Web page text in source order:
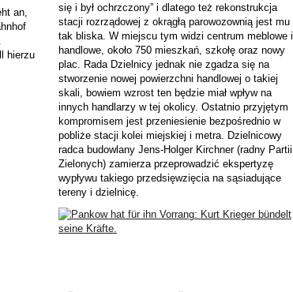
an,
hierzu
się i był ochrzczony” i dlatego też rekonstrukcja
stacji rozrządowej z okrągłą parowozownią jest mu
tak bliska. W miejscu tym widzi centrum meblowe i
handlowe, około 750 mieszkań, szkołę oraz nowy
plac. Rada Dzielnicy jednak nie zgadza się na
stworzenie nowej powierzchni handlowej o takiej
skali, bowiem wzrost ten będzie miał wpływ na
innych handlarzy w tej okolicy. Ostatnio przyjętym
kompromisem jest przeniesienie bezpośrednio w
pobliże stacji kolei miejskiej i metra. Dzielnicowy
radca budowlany Jens-Holger Kirchner (radny Partii
Zielonych) zamierza przeprowadzić ekspertyzę
wypływu takiego przedsięwzięcia na sąsiadujące
tereny i dzielnicę.